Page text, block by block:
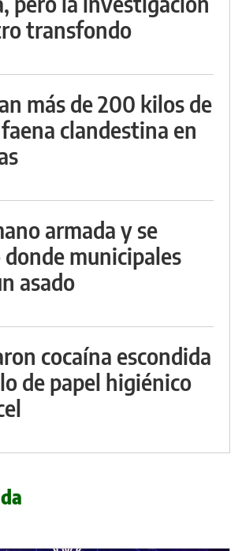
transfondo
más de 200 kilos de
clandestina en
armada y se
donde municipales
asado
cocaína escondida
de papel higiénico